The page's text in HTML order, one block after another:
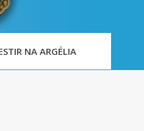
NA ARGÉLIA